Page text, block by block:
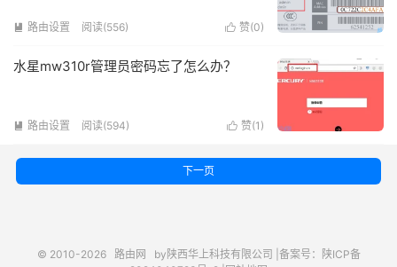
 赞(0)
 路由设置 阅读(556)
水星mw310r管理员密码忘了怎么办？
 赞(1 )
 路由设置 阅读(594)
下一页
© 2010-2026 路由网 by陕西华上科技有限公司 | 备案号：陕ICP备